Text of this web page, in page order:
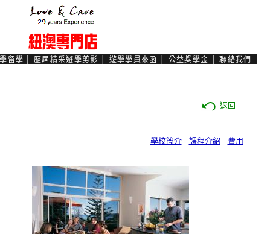
返回
學校簡介 課程介紹 費用